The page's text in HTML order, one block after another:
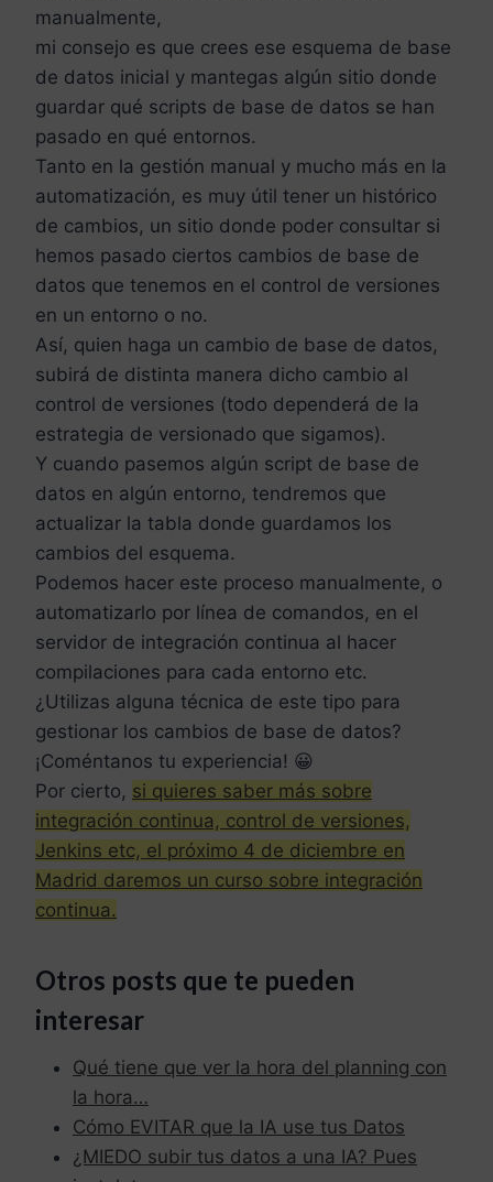
manualmente,
mi consejo es que crees ese esquema de base
de datos inicial y mantegas algún sitio donde
guardar qué scripts de base de datos se han
pasado en qué entornos.
Tanto en la gestión manual y mucho más en la
automatización, es muy útil tener un histórico
de cambios, un sitio donde poder consultar si
hemos pasado ciertos cambios de base de
datos que tenemos en el control de versiones
en un entorno o no.
Así, quien haga un cambio de base de datos,
subirá de distinta manera dicho cambio al
control de versiones (todo dependerá de la
estrategia de versionado que sigamos).
Y cuando pasemos algún script de base de
datos en algún entorno, tendremos que
actualizar la tabla donde guardamos los
cambios del esquema.
Podemos hacer este proceso manualmente, o
automatizarlo por línea de comandos, en el
servidor de integración continua al hacer
compilaciones para cada entorno etc.
¿Utilizas alguna técnica de este tipo para
gestionar los cambios de base de datos?
¡Coméntanos tu experiencia! 😀
Por cierto, si quieres saber más sobre
integración continua, control de versiones,
Jenkins etc, el próximo 4 de diciembre en
Madrid daremos un curso sobre integración
continua.
Otros posts que te pueden
interesar
Qué tiene que ver la hora del planning con
la hora…
Cómo EVITAR que la IA use tus Datos
¿MIEDO subir tus datos a una IA? Pues